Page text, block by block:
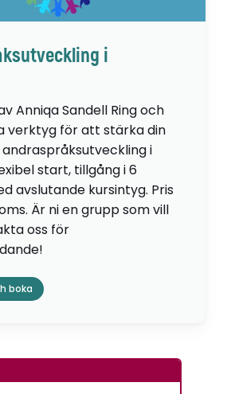
i
Anniqa Sandell Ring och
verktyg för att stärka din
i
start, tillgång i 6
avslutande kursintyg. Pris
Är ni en grupp som vill
oss för
boka